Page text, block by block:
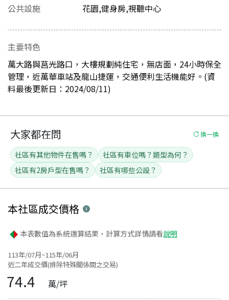
公共設施
花園,健身房,視聽中心
主要特色
萬大路與莒光路口，大樓規劃純住宅，無店面，24小時保全
管理，近萬華車站及龍山捷運，交通便利生活機能好。(資
料最後更新日：2024/08/11)
大家都在問 換一換
社區有其他物件在售嗎？
社區有車位嗎？類型為何？
社區有2房戶型在售嗎？
社區有哪些公設？
本社區成交價格
本表數值為系統運算結果，計算方式詳情請看說明
113年/07月~115年/06月
近二年成交價(排除特殊關係間之交易)
74.4 萬/坪